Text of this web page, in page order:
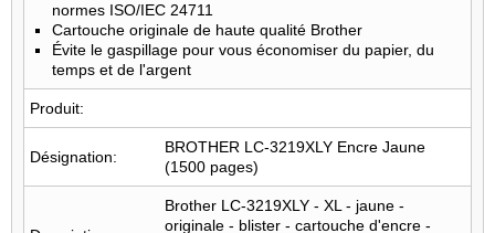
normes ISO/IEC 24711
Cartouche originale de haute qualité Brother
Évite le gaspillage pour vous économiser du papier, du
temps et de l'argent
Produit:
Désignation:
BROTHER LC-3219XLY Encre Jaune
(1500 pages)
Brother LC-3219XLY - XL - jaune -
originale - blister - cartouche d'encre -